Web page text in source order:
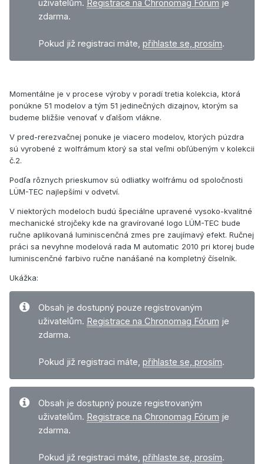
uživatelům. Registrace na Chronomag Fórum je
zdarma.
Pokud již registraci máte, přihlaste se, prosím.
Momentálne je v procese výroby v poradí tretia kolekcia, ktorá
ponúkne 51 modelov a tým 51 jedinečných dizajnov, ktorým sa
budeme bližšie venovať v ďalšom vlákne.
V pred-rerezvačnej ponuke je viacero modelov, ktorých púzdra
sú vyrobené z wolfrámum ktorý sa stal veľmi obľúbeným v kolekcii
č.2.
Podľa rôznych prieskumov sú odliatky wolfrámu od spoločnosti
LÜM-TEC najlepšími v odvetví.
V niektorých modeloch budú špeciálne upravené vysoko-kvalitné
mechanické strojčeky kde na gravírované logo LÜM-TEC bude
ručne aplikovaná luminiscenčná zmes pre zaujímavý efekt. Ručnej
práci sa nevyhne modelová rada M automatic 2010 pri ktorej bude
luminiscenčné farbivo ručne nanášané na kompletný číselník.
Ukážka:
Obsah je dostupný pouze registrovaným
uživatelům. Registrace na Chronomag Fórum je
zdarma.
Pokud již registraci máte, přihlaste se, prosím.
Obsah je dostupný pouze registrovaným
uživatelům. Registrace na Chronomag Fórum je
zdarma.
Pokud již registraci máte, přihlaste se, prosím.